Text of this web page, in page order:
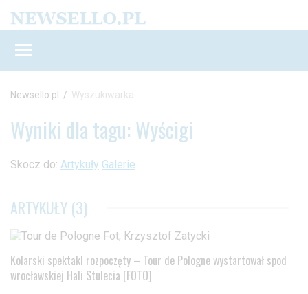
Newsello.pl / Wyszukiwarka
Wyniki dla tagu: Wyścigi
Skocz do: Artykuły Galerie
ARTYKUŁY (3)
Kolarski spektakl rozpoczęty – Tour de Pologne wystartował spod
wrocławskiej Hali Stulecia [FOTO]